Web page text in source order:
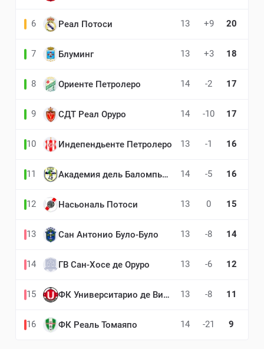
6 Реал Потоси 13 +9 20
7 Блуминг 13 +3 18
8 Ориенте Петролеро 14 -2 17
9 СДТ Реал Оруро 14 -10 17
10 Индепендьенте Петролеро 13 -1 16
11 Академия дель Баломпье Боливиано 14 -5 16
12 Насьональ Потоси 13 0 15
13 Сан Антонио Було-Було 13 -8 14
14 ГВ Сан-Хосе де Оруро 13 -6 12
15 ФК Университарио де Винто 13 -8 11
16 ФК Реаль Томаяпо 14 -21 9